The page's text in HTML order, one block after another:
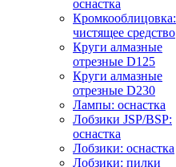
оснастка
Кромкооблицовка:
чистящее средство
Круги алмазные
отрезные D125
Круги алмазные
отрезные D230
Лампы: оснастка
Лобзики JSP/BSP:
оснастка
Лобзики: оснастка
Лобзики: пилки